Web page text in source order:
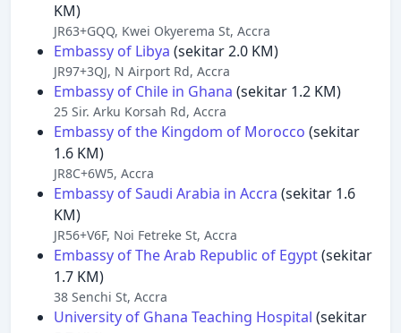
KM)
JR63+GQQ, Kwei Okyerema St, Accra
Embassy of Libya (sekitar 2.0 KM)
JR97+3QJ, N Airport Rd, Accra
Embassy of Chile in Ghana (sekitar 1.2 KM)
25 Sir. Arku Korsah Rd, Accra
Embassy of the Kingdom of Morocco (sekitar
1.6 KM)
JR8C+6W5, Accra
Embassy of Saudi Arabia in Accra (sekitar 1.6
KM)
JR56+V6F, Noi Fetreke St, Accra
Embassy of The Arab Republic of Egypt(sekitar
1.7 KM)
38 Senchi St, Accra
University of Ghana Teaching Hospital (sekitar